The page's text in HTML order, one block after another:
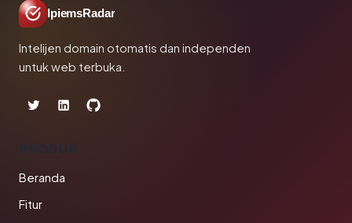
IpiemsRadar
Intelijen domain otomatis dan independen
untuk web terbuka.
PRODUK
Beranda
Fitur